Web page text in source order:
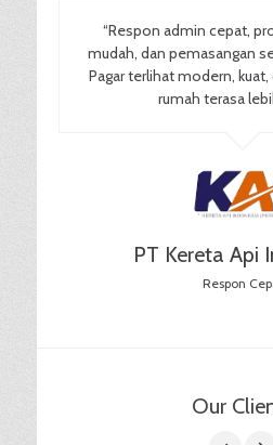
“Respon admin cepat,
mudah, dan pemasangan
Pagar terlihat modern,
rumah terasa
PT Kereta Api
Respon
Our